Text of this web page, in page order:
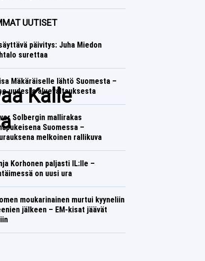
Kalle
UUTISET
päivitys: Juha Miedon
surettaa
Mäkäräiselle lähtö Suomesta –
uudesta aluevaltauksesta
Solbergin mallirakas
Suomessa –
melkoinen rallikuva
Korhonen paljasti IL:lle –
on uusi ura
moukarinainen murtui kyyneliin
jälkeen – EM-kisat jäävät